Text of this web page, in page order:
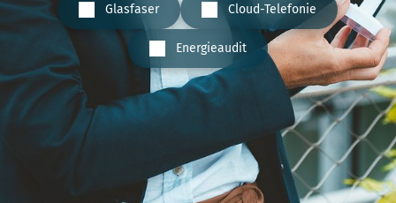
Glasfaser Cloud-Telefonie
Energieaudit